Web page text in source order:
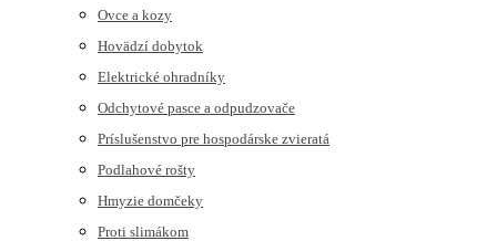
Ovce a kozy
Hovädzí dobytok
Elektrické ohradníky
Odchytové pasce a odpudzovače
Príslušenstvo pre hospodárske zvieratá
Podlahové rošty
Hmyzie domčeky
Proti slimákom